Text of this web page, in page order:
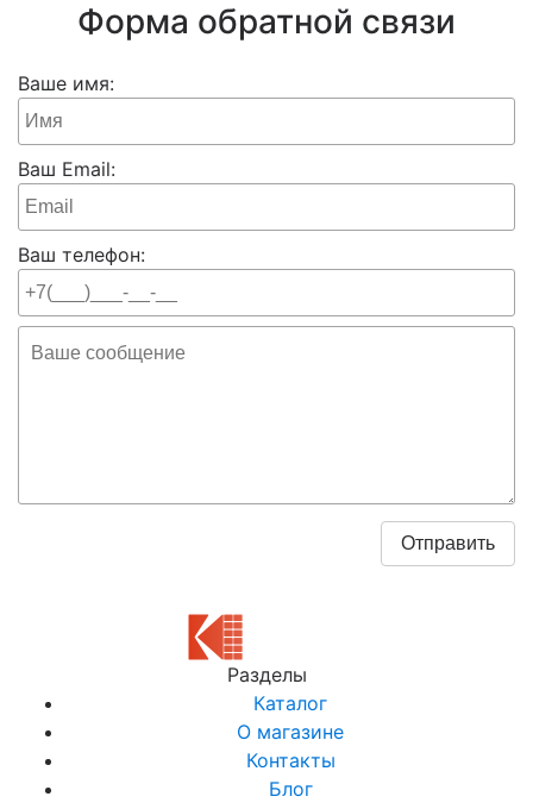
Форма обратной связи
Ваше имя:
Ваш Email:
Ваш телефон:
Разделы
Каталог
О магазине
Контакты
Блог